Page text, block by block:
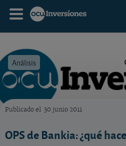
Análisis
Publicado el 30 junio 2011
OPS de Bankia: ¿qué